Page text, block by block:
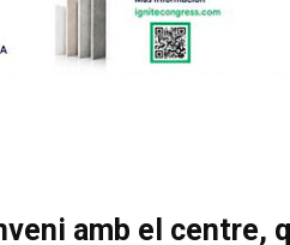
amb el centre,